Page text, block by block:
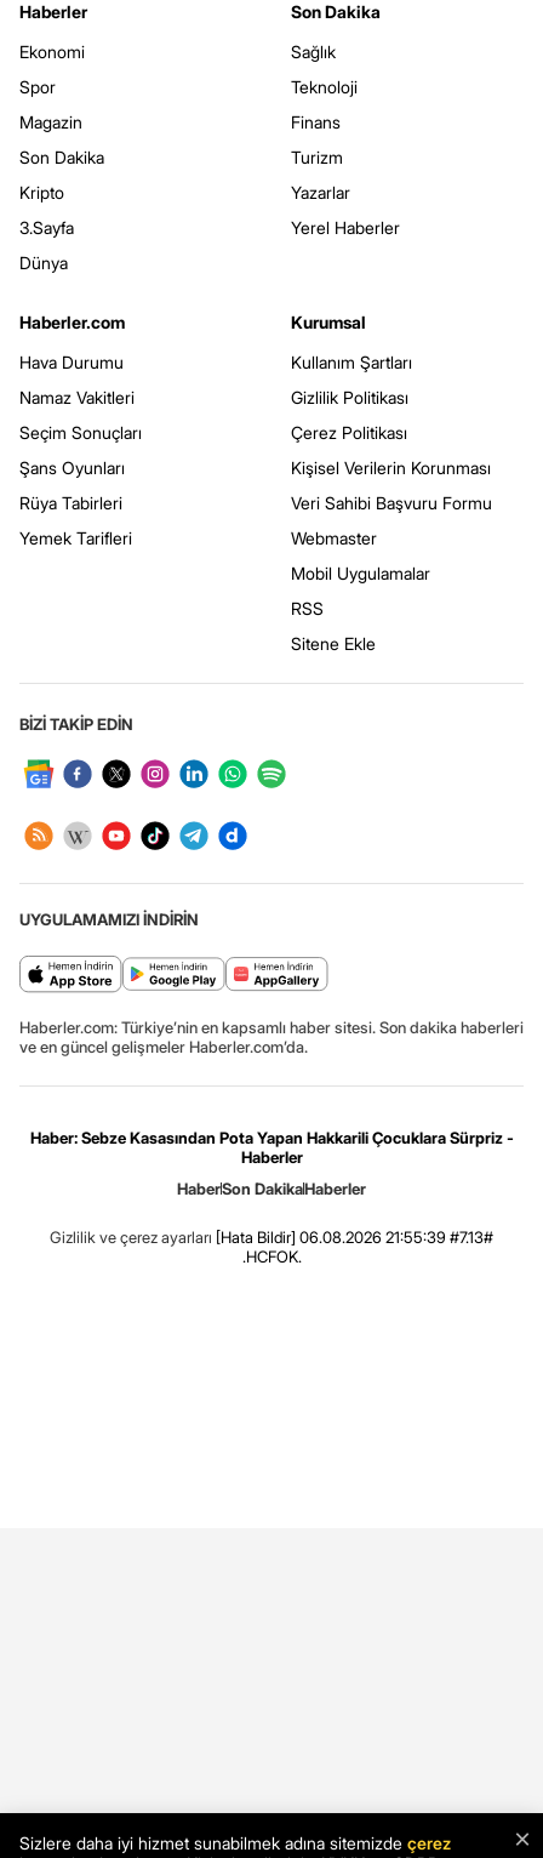
Haberler
Ekonomi
Spor
Magazin
Son Dakika
Kripto
3.Sayfa
Dünya
Son Dakika
Sağlık
Teknoloji
Finans
Turizm
Yazarlar
Yerel Haberler
Haberler.com
Hava Durumu
Namaz Vakitleri
Seçim Sonuçları
Şans Oyunları
Rüya Tabirleri
Yemek Tarifleri
Kurumsal
Kullanım Şartları
Gizlilik Politikası
Çerez Politikası
Kişisel Verilerin Korunması
Veri Sahibi Başvuru Formu
Webmaster
Mobil Uygulamalar
RSS
Sitene Ekle
BİZİ TAKİP EDİN
UYGULAMAMIZI İNDİRİN
Haberler.com: Türkiye’nin en kapsamlı haber sitesi. Son dakika haberleri
ve en güncel gelişmeler Haberler.com’da.
Haber: Sebze Kasasından Pota Yapan Hakkarili Çocuklara Sürpriz -
Haberler
HaberSon DakikaHaberler
Gizlilik ve çerez ayarları [Hata Bildir] 06.08.2026 21:55:39 #7.13#
.HCFOK.
×
Sizlere daha iyi hizmet sunabilmek adına sitemizde çerez